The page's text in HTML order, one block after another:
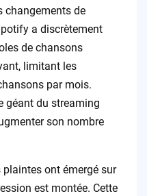
changements de
a discrètement
de chansons
limitant les
par mois.
géant du streaming
son nombre
plaintes ont émergé sur
est montée. Cette